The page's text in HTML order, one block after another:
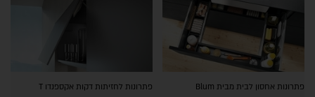
פתרונות אחסון לבית מבית Blum פתרונות לחזיתות דקות אקספנדו T